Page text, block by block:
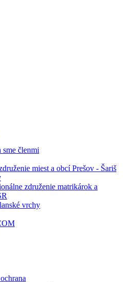
členmi
miest a obcí Prešov - Šariš
združenie matrikárok a
vrchy